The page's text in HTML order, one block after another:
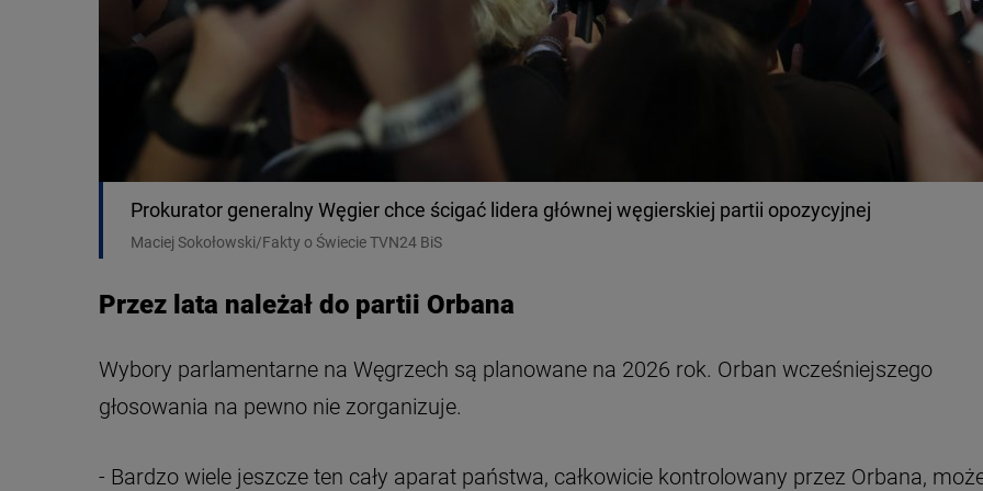
Prokurator generalny Węgier chce ścigać lidera głównej węgierskiej partii opozycyjnej
Maciej Sokołowski/Fakty o Świecie TVN24 BiS
Przez lata należał do partii Orbana
Wybory parlamentarne na Węgrzech są planowane na 2026 rok. Orban wcześniejszego
głosowania na pewno nie zorganizuje.
- Bardzo wiele jeszcze ten cały aparat państwa, całkowicie kontrolowany przez Orbana,